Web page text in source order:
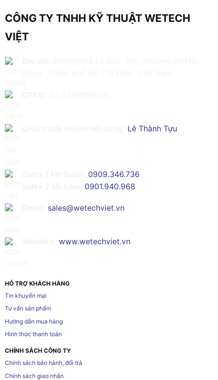
CÔNG TY TNHH KỸ THUẬT WETECH
VIỆT
Lê Thành Tựu
0909.346.736
0901.940.968
sales@wetechviet.vn
www.wetechviet.vn
HỖ TRỢ KHÁCH HÀNG
Tin khuyến mại
Tư vấn sản phẩm
Hướng dẫn mua hàng
Hình thức thanh toán
CHÍNH SÁCH CÔNG TY
Chính sách bảo hành, đổi trả
Chính sách giao nhận